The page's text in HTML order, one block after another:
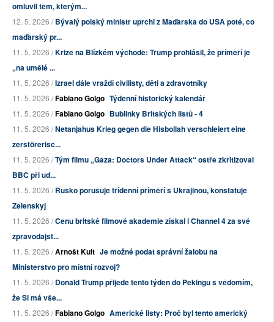
omluvil těm, kterým...
12. 5. 2026 /Bývalý polský ministr uprchl z Maďarska do USA poté, co
maďarský pr...
11. 5. 2026 /Krize na Blízkém východě: Trump prohlásil, že příměří je
„na umělé ...
11. 5. 2026 /Izrael dále vraždí civilisty, děti a zdravotníky
11. 5. 2026 /Fabiano Golgo Týdenní historický kalendář
11. 5. 2026 /Fabiano Golgo Bublinky Britských listů - 4
11. 5. 2026 /Netanjahus Krieg gegen die Hisbollah verschleiert eine
zerstörerisc...
11. 5. 2026 /Tým filmu „Gaza: Doctors Under Attack“ ostře zkritizoval
BBC při ud...
11. 5. 2026 /Rusko porušuje třídenní příměří s Ukrajinou, konstatuje
Zelenskyj
11. 5. 2026 /Cenu britské filmové akademie získal i Channel 4 za své
zpravodajst...
11. 5. 2026 /Arnošt Kult Je možné podat správní žalobu na
Ministerstvo pro místní rozvoj?
11. 5. 2026 /Donald Trump přijede tento týden do Pekingu s vědomím,
že Si má vše...
11. 5. 2026 /Fabiano Golgo Americké listy: Proč byl tento americký